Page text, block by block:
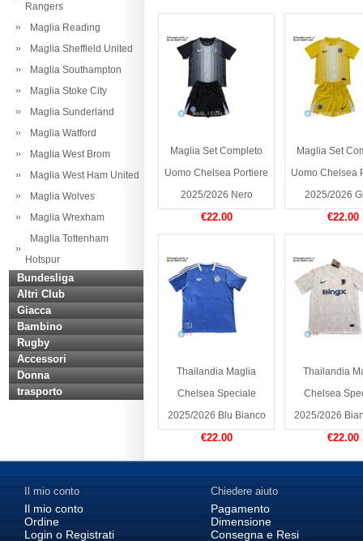
Rangers
Maglia Reading
Maglia Sheffield United
Maglia Southampton
Maglia Stoke City
Maglia Sunderland
Maglia Watford
Maglia West Brom
Maglia West Ham United
Maglia Wolves
Maglia Wrexham
Maglia Tottenham
Hotspur
Bundesliga
Altri Club
Giacca
Bambino
Rugby
Accessori
Donna
trasporto
Maglia Set Completo
Uomo Chelsea Portiere
2025/2026 Nero
€22.00
Maglia Set
Uomo Chelsea
2025/2026
€22.00
Thailandia Maglia
Chelsea Speciale
2025/2026 Blu Bianco
€22.00
Thailandia
Chelsea
2025/2026
€22.00
Il mio conto
Il mio conto
Ordine
Login o Registrati
Chiedere aiuto
Pagamento
Dimensione
Consegna e Resi